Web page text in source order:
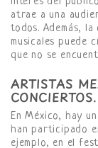
atrae a una
todos. Además,
musicales puede
que no se
ARTISTAS
CONCIERTOS.
En México, hay
han participado
ejemplo, en el